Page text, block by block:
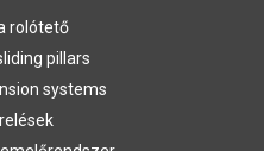
rolótető
pillars
systems